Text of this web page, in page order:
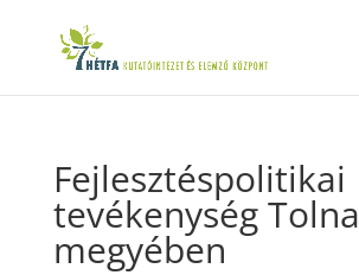
Fejlesztéspolitikai
tevékenység Tolna
megyében